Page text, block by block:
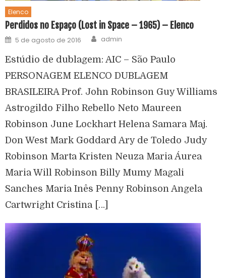
Elenco
Perdidos no Espaço (Lost in Space – 1965) – Elenco
5 de agosto de 2016 admin
Estúdio de dublagem: AIC – São Paulo
PERSONAGEM ELENCO DUBLAGEM
BRASILEIRA Prof. John Robinson Guy Williams
Astrogildo Filho Rebello Neto Maureen
Robinson June Lockhart Helena Samara Maj.
Don West Mark Goddard Ary de Toledo Judy
Robinson Marta Kristen Neuza Maria Áurea
Maria Will Robinson Billy Mumy Magali
Sanches Maria Inês Penny Robinson Angela
Cartwright Cristina […]